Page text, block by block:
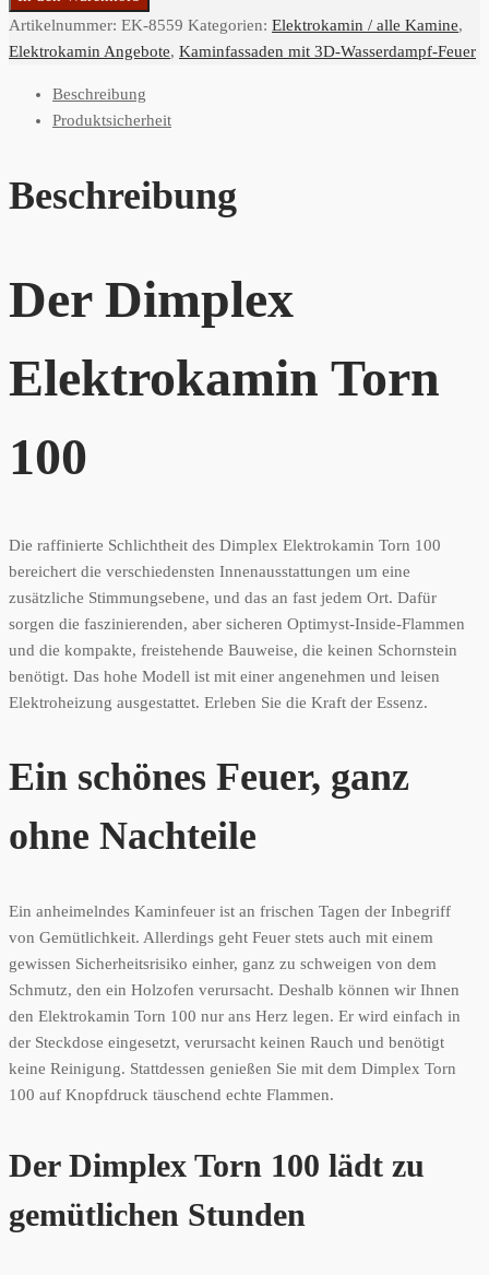
Artikelnummer: EK-8559 Kategorien: Elektrokamin / alle Kamine,
Elektrokamin Angebote, Kaminfassaden mit 3D-Wasserdampf-Feuer
Beschreibung
Produktsicherheit
Beschreibung
Der Dimplex
Elektrokamin Torn
100
Die raffinierte Schlichtheit des Dimplex Elektrokamin Torn 100
bereichert die verschiedensten Innenausstattungen um eine
zusätzliche Stimmungsebene, und das an fast jedem Ort. Dafür
sorgen die faszinierenden, aber sicheren Optimyst-Inside-Flammen
und die kompakte, freistehende Bauweise, die keinen Schornstein
benötigt. Das hohe Modell ist mit einer angenehmen und leisen
Elektroheizung ausgestattet. Erleben Sie die Kraft der Essenz.
Ein schönes Feuer, ganz
ohne Nachteile
Ein anheimelndes Kaminfeuer ist an frischen Tagen der Inbegriff
von Gemütlichkeit. Allerdings geht Feuer stets auch mit einem
gewissen Sicherheitsrisiko einher, ganz zu schweigen von dem
Schmutz, den ein Holzofen verursacht. Deshalb können wir Ihnen
den Elektrokamin Torn 100 nur ans Herz legen. Er wird einfach in
der Steckdose eingesetzt, verursacht keinen Rauch und benötigt
keine Reinigung. Stattdessen genießen Sie mit dem Dimplex Torn
100 auf Knopfdruck täuschend echte Flammen.
Der Dimplex Torn 100 lädt zu
gemütlichen Stunden